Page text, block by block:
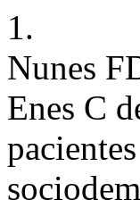
1.
Nunes
Enes C